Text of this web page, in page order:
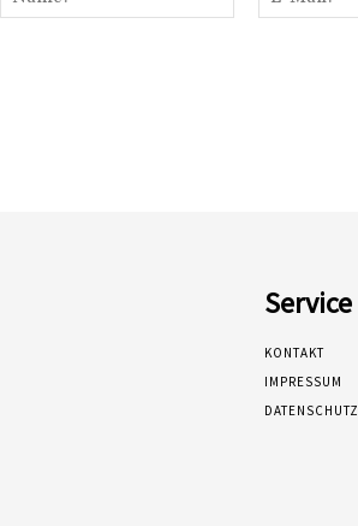
Service
KONTAKT
IMPRESSUM
DATENSCHUTZ